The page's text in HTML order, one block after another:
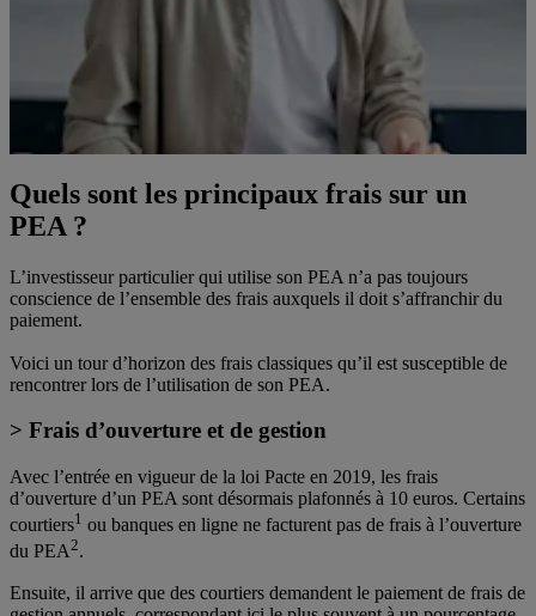
Quels sont les principaux frais sur un
PEA ?
L’investisseur particulier qui utilise son PEA n’a pas toujours
conscience de l’ensemble des frais auxquels il doit s’affranchir du
paiement.
Voici un tour d’horizon des frais classiques qu’il est susceptible de
rencontrer lors de l’utilisation de son PEA.
> Frais d’ouverture et de gestion
Avec l’entrée en vigueur de la loi Pacte en 2019, les frais
d’ouverture d’un PEA sont désormais plafonnés à 10 euros. Certains
courtiers1 ou banques en ligne ne facturent pas de frais à l’ouverture
du PEA2.
Ensuite, il arrive que des courtiers demandent le paiement de frais de